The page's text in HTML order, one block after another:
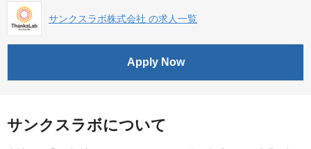
サンクスラボ株式会社 の求人一覧
Apply Now
サンクスラボについて